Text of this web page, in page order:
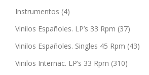
Instrumentos (4)
Vinilos Españoles. LP’s 33 Rpm (37)
Vinilos Españoles. Singles 45 Rpm (43)
Vinilos Internac. LP’s 33 Rpm (310)